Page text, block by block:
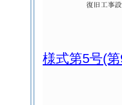
様式第5号(